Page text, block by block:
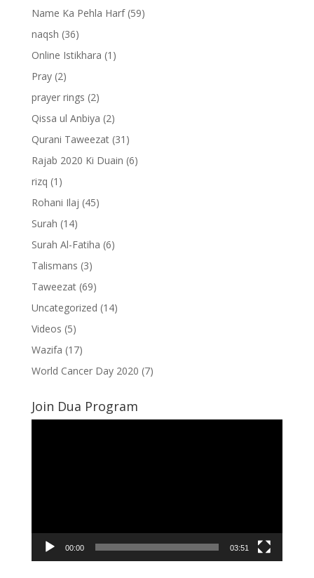
Name Ka Pehla Harf(59)
naqsh (36)
Online Istikhara (1)
Pray(2)
prayer rings (2)
Qissa ul Anbiya (2)
Qurani Taweezat(31)
Rajab 2020 Ki Duain (6)
rizq (1)
Rohani Ilaj (45)
Surah (14)
Surah Al-Fatiha (6)
Talismans (3)
Taweezat(69)
Uncategorized (14)
Videos (5)
Wazifa (17)
World Cancer Day 2020 (7)
Join Dua Program
00:00 03:51